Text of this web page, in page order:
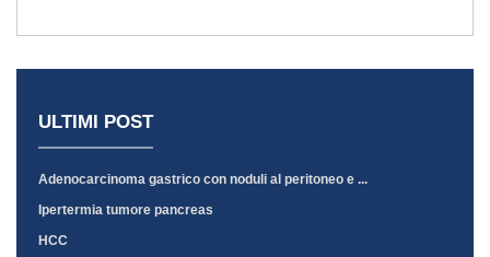
ULTIMI POST
Adenocarcinoma gastrico con noduli al peritoneo e ...
Ipertermia tumore pancreas
HCC